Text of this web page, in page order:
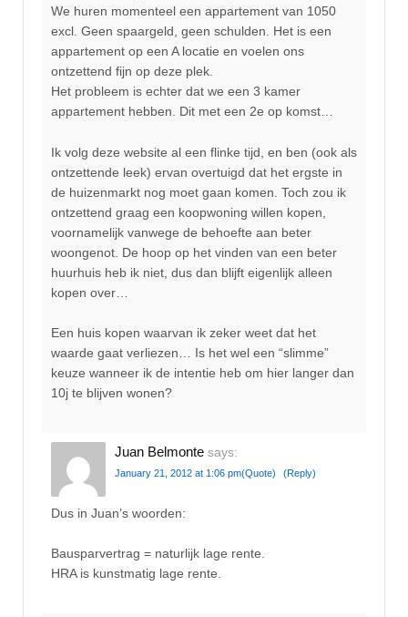
We huren momenteel een appartement van 1050
excl. Geen spaargeld, geen schulden. Het is een
appartement op een A locatie en voelen ons
ontzettend fijn op deze plek.
Het probleem is echter dat we een 3 kamer
appartement hebben. Dit met een 2e op komst…
Ik volg deze website al een flinke tijd, en ben (ook als
ontzettende leek) ervan overtuigd dat het ergste in
de huizenmarkt nog moet gaan komen. Toch zou ik
ontzettend graag een koopwoning willen kopen,
voornamelijk vanwege de behoefte aan beter
woongenot. De hoop op het vinden van een beter
huurhuis heb ik niet, dus dan blijft eigenlijk alleen
kopen over…
Een huis kopen waarvan ik zeker weet dat het
waarde gaat verliezen… Is het wel een “slimme”
keuze wanneer ik de intentie heb om hier langer dan
10j te blijven wonen?
Juan Belmonte says:
January 21, 2012 at 1:06 pm(Quote) (Reply)
Dus in Juan’s woorden:
Bausparvertrag = naturlijk lage rente.
HRA is kunstmatig lage rente.